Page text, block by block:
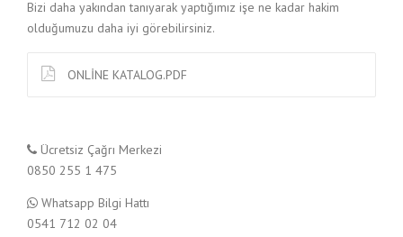
S
P
E
Ü
K
”
Bizi daha yakından tanıyarak yaptığımız işe ne kadar hakim
olduğumuzu daha iyi görebilirsiniz.
ONLİNE KATALOG.PDF
Ücretsiz Çağrı Merkezi
0850 255 1 475
Whatsapp Bilgi Hattı
0541 712 02 04